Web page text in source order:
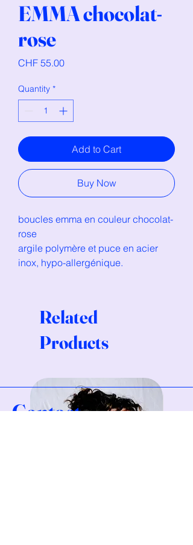
EMMA chocolat-
rose
CHF 55.00Price
Quantity *
Add to Cart
Buy Now
boucles emma en couleur chocolat-
rose
argile polymère et puce en acier
inox, hypo-allergénique.
Related
Products
Contact